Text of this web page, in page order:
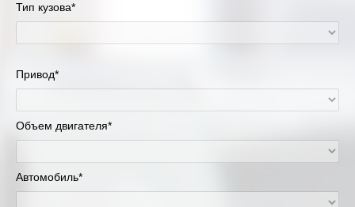
Тип кузова*
Привод*
Объем двигателя*
Автомобиль*